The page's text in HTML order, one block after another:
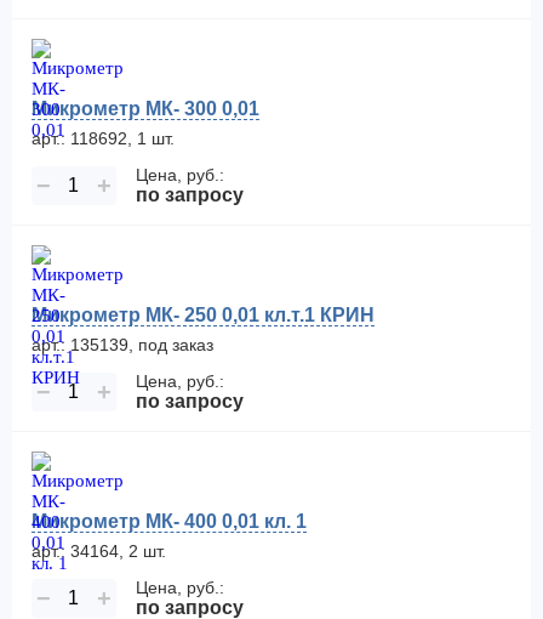
Микрометр МК- 300 0,01
арт.: 118692, 1 шт.
− + Цена, руб.:
по запросу
Микрометр МК- 250 0,01 кл.т.1 КРИН
арт.: 135139, под заказ
− + Цена, руб.:
по запросу
Микрометр МК- 400 0,01 кл. 1
арт.: 34164, 2 шт.
− + Цена, руб.:
по запросу